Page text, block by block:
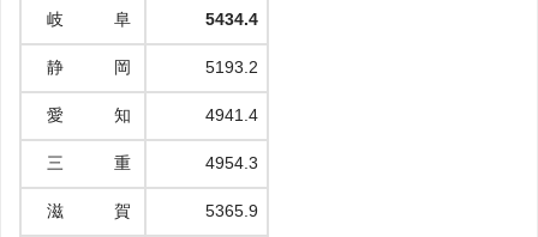
岐 阜 5434.4
静 岡 5193.2
愛 知 4941.4
三 重 4954.3
滋 賀 5365.9